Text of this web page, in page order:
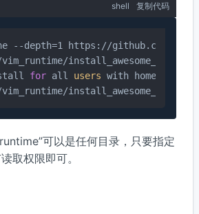
shell 复制代码
--depth=1 https://github.com/
for all users with home
可以是任何目录，只要指定
取权限即可。